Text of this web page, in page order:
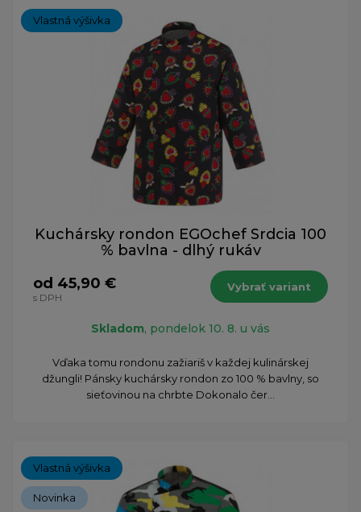
Vlastná výšivka
Kuchársky rondon EGOchef Srdcia 100
% bavlna - dlhý rukáv
od 45,90 €
s DPH
Vybrať variant
Skladom, pondelok 10. 8. u vás
Vďaka tomu rondonu zažiariš v každej kulinárskej
džungli! Pánsky kuchársky rondon zo 100 % bavlny, so
sieťovinou na chrbte Dokonalo čer...
Vlastná výšivka
Novinka